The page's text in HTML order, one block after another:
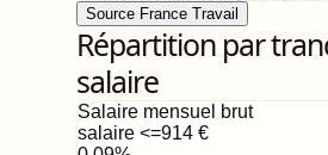
Source France Travail
Répartition par
salaire
Salaire mensuel brut
salaire <=914 €